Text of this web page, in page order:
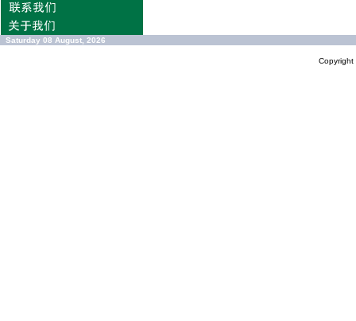
Saturday 08 August, 2026